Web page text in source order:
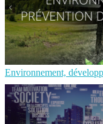
Environnement,